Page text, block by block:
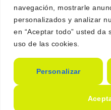
navegación, mostrarle
personalizados y analizar
en “Aceptar todo” usted
uso de las cookies.
Personalizar
Servicios
Sobre nosotros
FAQs
Copyright © 2025 Selethec.